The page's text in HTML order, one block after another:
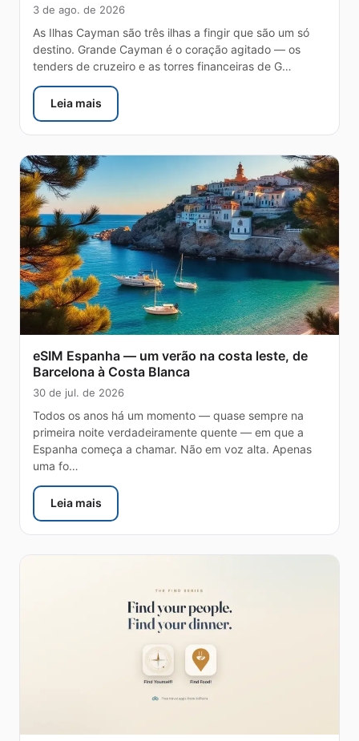
3 de ago. de 2026
As Ilhas Cayman são três ilhas a fingir que são um só
destino. Grande Cayman é o coração agitado — os
tenders de cruzeiro e as torres financeiras de G…
Leia mais
: eSIM Ilhas Cayman — o guia honesto de dados,
eSIM Espanha — um verão na costa leste, de
Barcelona à Costa Blanca
30 de jul. de 2026
Todos os anos há um momento — quase sempre na
primeira noite verdadeiramente quente — em que a
Espanha começa a chamar. Não em voz alta. Apenas
uma fo…
Leia mais
: eSIM Espanha — um verão na costa leste, de